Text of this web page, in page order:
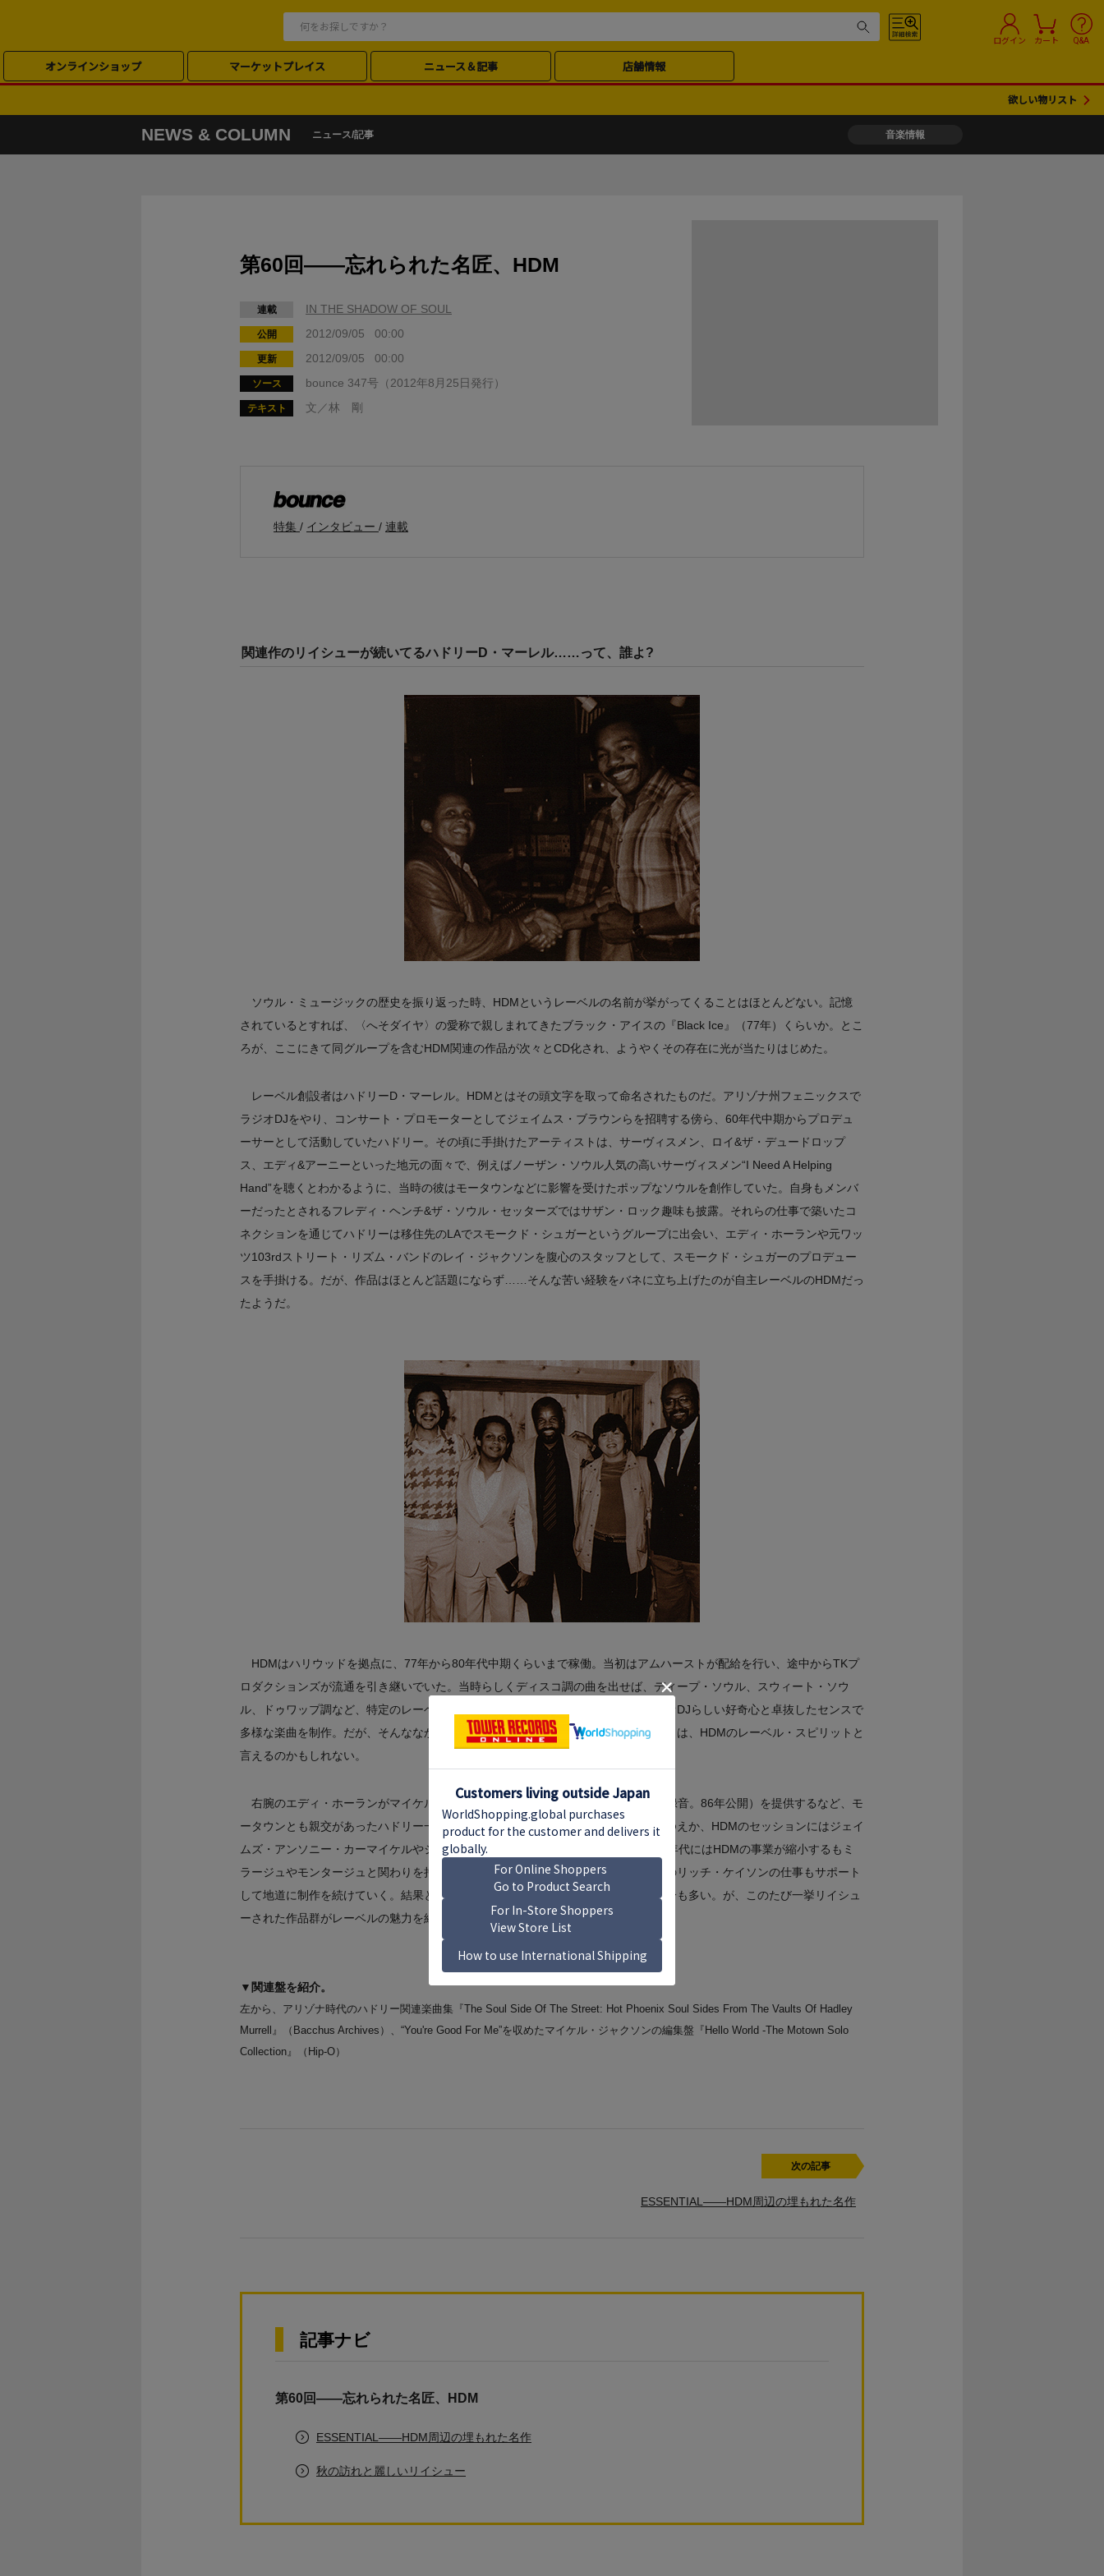
ログイン カート Q&A
オンラインショップ マーケットプレイス ニュース＆記事 店舗情報
欲しい物リスト
NEWS & COLUMN ニュース/記事 音楽情報
第60回――忘れられた名匠、HDM
連載 IN THE SHADOW OF SOUL
公開 2012/09/05 00:00
更新 2012/09/05 00:00
ソース bounce 347号（2012年8月25日発行）
テキスト 文／林 剛
特集 インタビュー 連載
関連作のリイシューが続いてるハドリーD・マーレル……って、誰よ?
ソウル・ミュージックの歴史を振り返った時、HDMというレーベルの名前が挙がってくることはほとんどない。記憶
されているとすれば、〈へそダイヤ〉の愛称で親しまれてきたブラック・アイスの『Black Ice』（77年）くらいか。とこ
ろが、ここにきて同グループを含むHDM関連の作品が次々とCD化され、ようやくその存在に光が当たりはじめた。
レーベル創設者はハドリーD・マーレル。HDMとはその頭文字を取って命名されたものだ。アリゾナ州フェニックスで
ラジオDJをやり、コンサート・プロモーターとしてジェイムス・ブラウンらを招聘する傍ら、60年代中期からプロデュ
ーサーとして活動していたハドリー。その頃に手掛けたアーティストは、サーヴィスメン、ロイ&ザ・デュードロップ
ス、エディ&アーニーといった地元の面々で、例えばノーザン・ソウル人気の高いサーヴィスメン“I Need A Helping
Hand”を聴くとわかるように、当時の彼はモータウンなどに影響を受けたポップなソウルを創作していた。自身もメンバ
ーだったとされるフレディ・ヘンチ&ザ・ソウル・セッターズではサザン・ロック趣味も披露。それらの仕事で築いたコ
ネクションを通じてハドリーは移住先のLAでスモークド・シュガーというグループに出会い、エディ・ホーランや元ワッ
ツ103rdストリート・リズム・バンドのレイ・ジャクソンを腹心のスタッフとして、スモークド・シュガーのプロデュー
スを手掛ける。だが、作品はほとんど話題にならず……そんな苦い経験をバネに立ち上げたのが自主レーベルのHDMだっ
たようだ。
HDMはハリウッドを拠点に、77年から80年代中期くらいまで稼働。当初はアムハーストが配給を行い、途中からTKプ
ロダクションズが流通を引き継いでいた。当時らしくディスコ調の曲を出せば、ディープ・ソウル、スウィート・ソウ
ル、ドゥワップ調など、特定のレーベル・カラーこそ見い出せないものの、元ラジオDJらしい好奇心と卓抜したセンスで
多様な楽曲を制作。だが、そんななかでもヴォーカル・コンシャスであり続けたことは、HDMのレーベル・スピリットと
言えるのかもしれない。
右腕のエディ・ホーランがマイケル・ジャクソンに“You're Good For Me”（73年録音。86年公開）を提供するなど、モ
ータウンとも親交があったハドリー一派。特にハル・デイヴィスとは懇意で、それゆえか、HDMのセッションにはジェイ
ムズ・アンソニー・カーマイケルやジェイムズ・ギャドソンらも参加していた。80年代にはHDMの事業が縮小するもミ
ラージュやモンタージュと関わりを持ち、ブラコン・サウンドに対応しながら旧知のリッチ・ケイソンの仕事もサポート
して地道に制作を続けていく。結果としてその名は広く浸透せず、いまだに謎の部分も多い。が、このたび一挙リイシュ
ーされた作品群がレーベルの魅力を紐解く一助となってくれることだろう。
▼関連盤を紹介。
左から、アリゾナ時代のハドリー関連楽曲集『The Soul Side Of The Street: Hot Phoenix Soul Sides From The Vaults Of Hadley
Murrell』（Bacchus Archives）、“You're Good For Me”を収めたマイケル・ジャクソンの編集盤『Hello World -The Motown Solo
Collection』（Hip-O）
次の記事
ESSENTIAL――HDM周辺の埋もれた名作
記事ナビ
第60回――忘れられた名匠、HDM
ESSENTIAL――HDM周辺の埋もれた名作
秋の訪れと麗しいリイシュー